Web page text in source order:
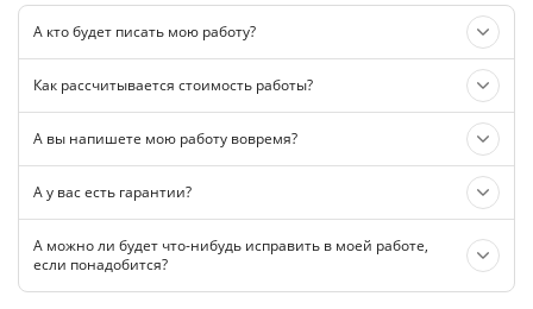
А кто будет писать мою работу?
Как рассчитывается стоимость работы?
А вы напишете мою работу вовремя?
А у вас есть гарантии?
А можно ли будет что-нибудь исправить в моей работе,
если понадобится?